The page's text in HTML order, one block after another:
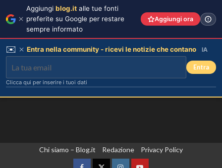
Chi siamo – Blog.it Redazione Privacy Policy
Aggiungi blog.it alle tue fonti
preferite su Google per restare
sempre informato
Aggiungi ora
✉️ Entra nella community - ricevi le notizie che contano IA
Entra
Clicca qui per inserire i tuoi dati